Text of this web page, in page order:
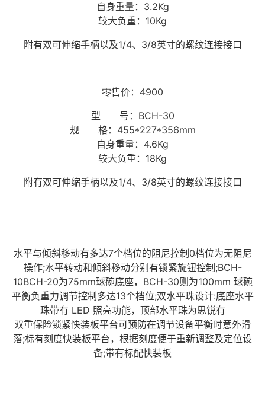
自身重量：3.2Kg
较大负重：10Kg
附有双可伸缩手柄以及1/4、3/8英寸的螺纹连接接口
零售价：4900
型 号：BCH-30
规 格：455*227*356mm
自身重量：4.6Kg
较大负重：18Kg
附有双可伸缩手柄以及1/4、3/8英寸的螺纹连接接口
水平与倾斜移动有多达7个档位的阻尼控制0档位为无阻尼
操作;水平转动和倾斜移动分别有锁紧旋钮控制;BCH-
10BCH-20为75mm球碗底座，BCH-30则为100mm 球碗
平衡负重力调节控制多达13个档位;双水平珠设计:底座水平
珠带有 LED 照亮功能，顶部水平珠为思锐有
双重保险锁紧快装板平台可预防在调节设备平衡时意外滑
落;标有刻度快装板平台，根据刻度便于重新调整及定位设
备;带有标配快装板